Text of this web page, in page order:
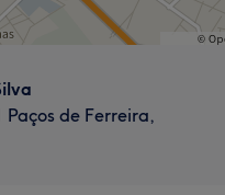
Paços de Ferreira,